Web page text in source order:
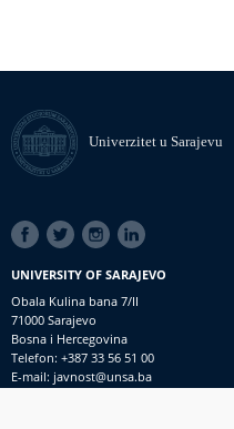
Univerzitet u Sarajevu
SOCIAL
LINKS
UNIVERSITY OF SARAJEVO
Obala Kulina bana 7/II
71000 Sarajevo
Bosna i Hercegovina
Telefon: +387 33 56 51 00
E-mail: javnost@unsa.ba